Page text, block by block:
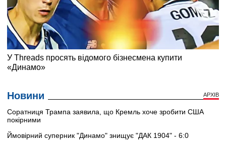
Новини АРХІВ
Соратниця Трампа заявила, що Кремль хоче зробити США
покірними
Ймовірний суперник "Динамо" знищує "ДАК 1904" - 6:0